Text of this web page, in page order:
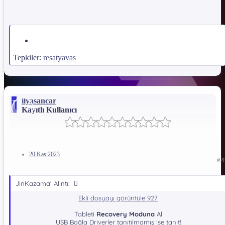
Tepkiler: resatyavas
I ilyasancar
Kayıtlı Kullanıcı
20 Kas 2023
JinKazama' Alıntı:
Ekli dosyayı görüntüle 927
Tableti Recovery ModunaAl
USB Bağla Driverler tanıtılmamış ise tanıt!